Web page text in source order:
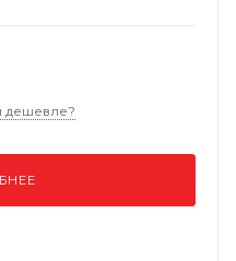
дешевле?